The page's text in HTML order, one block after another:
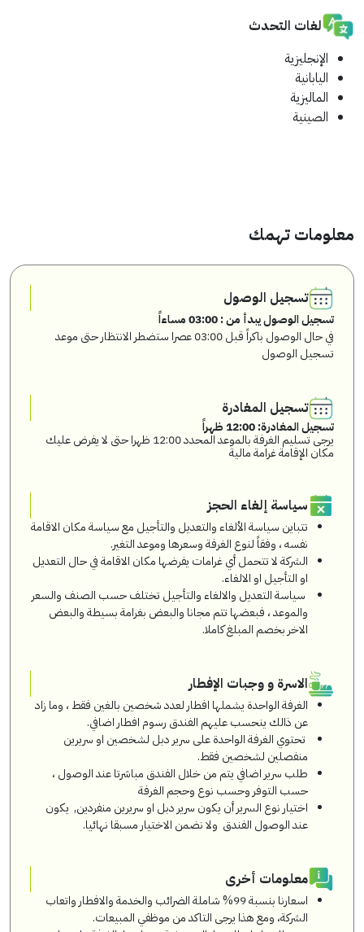
لغات التحدث
الإنجليزية
اليابانية
الماليزية
الصينية
معلومات تهمك
تسجيل الوصول
تسجيل الوصول يبدأ من : 03:00 مساءاً
في حال الوصول باكراً قبل 03:00 عصرا ستضطر الانتظار حتى موعد
تسجيل الوصول
تسجيل المغادرة
تسجيل المغادرة: 12:00 ظهراً
يرجى تسليم الغرفة بالموعد المحدد 12:00 ظهرا حتى لا يفرض عليك
مكان الإقامة غرامة مالية
سياسة إلغاء الحجز
تتباين سياسة الألغاء والتعديل والتأجيل مع سياسة مكان الاقامة
نفسه ، وفقاً لنوع الغرفة وسعرها وموعد التغير.
الشركة لا تتحمل أي غرامات يفرضها مكان الاقامة في حال التعديل
او التأجيل او الالغاء.
سياسة التعديل والالغاء والتأجيل تختلف حسب الصنف والسعر
والموعد ، فبعضها تتم مجانا والبعض بغرامة بسيطة والبعض
الاخر بخصم المبلغ كاملا.
الاسرة و وجبات الإفطار
الغرفة الواحدة يشملها افطار لعدد شخصين بالغين فقط ، وما زاد
عن ذالك ينحسب عليهم الفندق رسوم افطار اضافي.
تحتوي الغرفة الواحدة على سرير دبل لشخصين او سريرين
منفصلين لشخصين فقط.
طلب سرير اضافي يتم من خلال الفندق مباشرتا عند الوصول ،
حسب التوفر وحسب نوع وحجم الغرفة
اختيار نوع السرير أن يكون سرير دبل او سريرين منفردين, يكون
عند الوصول الفندق ولا نضمن الاختيار مسبقا نهائيا.
معلومات أخرى
اسعارنا بنسبة 99% شاملة الضرائب والخدمة والافطار واتعاب
الشركة، ومع هذا يرجى التاكد من موظفي المبيعات.